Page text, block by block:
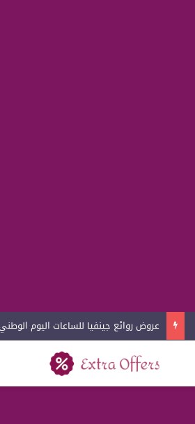
عروض روائع جينفيا للساعات اليوم الوطني 2026
بحث عن